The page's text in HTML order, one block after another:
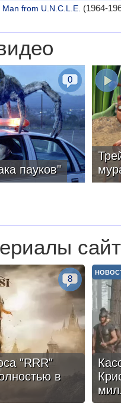
from U.N.C.L.E. (1964-
пауков"
0
"RRR"
в
8